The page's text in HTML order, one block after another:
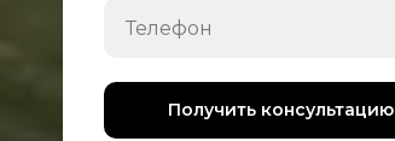
Получить консультацию